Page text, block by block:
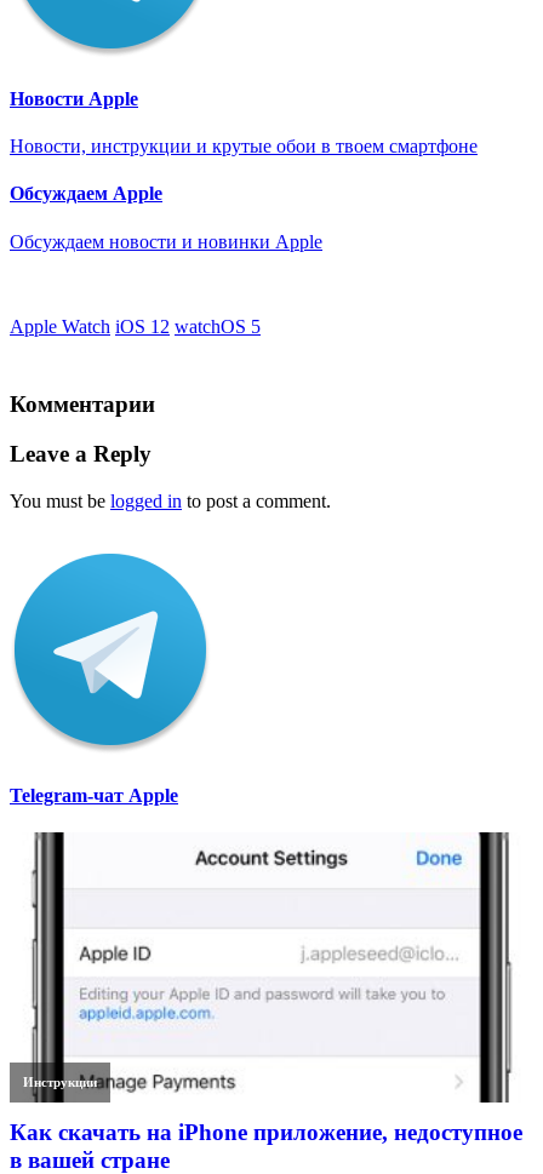
Новости Apple
Новости, инструкции и крутые обои в твоем смартфоне
Обсуждаем Apple
Обсуждаем новости и новинки Apple
Apple Watch iOS 12 watchOS 5
Комментарии
Leave a Reply
You must be logged in to post a comment.
Telegram-чат Apple
Инструкции
Как скачать на iPhone приложение, недоступное
в вашей стране